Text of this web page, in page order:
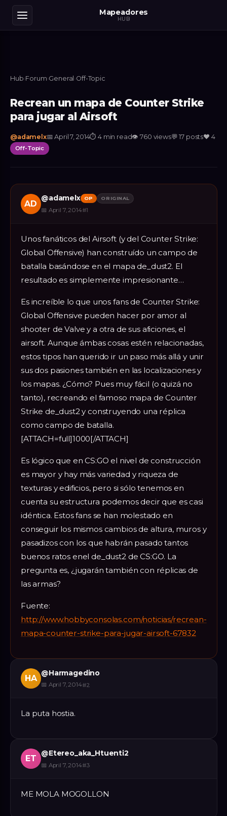
Mapeadores
HUB
Hub›Forum›General ›Off-Topic
Recrean un mapa de Counter Strike
para jugar al Airsoft
@adamelx📅April 7, 2014⏱4 min read👁760 views💬17 posts❤️ 4
Off-Topic
AD
@adamelx OP ORIGINAL
📅 April 7, 2014#1
Unos fanáticos del Airsoft (y del Counter Strike:
Global Offensive) han construído un campo de
batalla basándose en el mapa de_dust2. El
resultado es simplemente impresionante…
Es increíble lo que unos fans de Counter Strike:
Global Offensive pueden hacer por amor al
shooter de Valve y a otra de sus aficiones, el
airsoft. Aunque ámbas cosas estén relacionadas,
estos tipos han querido ir un paso más allá y unir
sus dos pasiones también en las localizaciones y
los mapas. ¿Cómo? Pues muy fácil (o quizá no
tanto), recreando el famoso mapa de Counter
Strike de_dust2 y construyendo una réplica
como campo de batalla.
[ATTACH=full]1000[/ATTACH]
Es lógico que en CS:GO el nivel de construcción
es mayor y hay más variedad y riqueza de
texturas y edificios, pero si sólo tenemos en
cuenta su estructura podemos decir que es casi
idéntica. Estos fans se han molestado en
conseguir los mismos cambios de altura, muros y
pasadizos con los que habrán pasado tantos
buenos ratos enel de_dust2 de CS:GO. La
pregunta es, ¿jugarán también con réplicas de
las armas?
Fuente:
http://www.hobbyconsolas.com/noticias/recrean-
mapa-counter-strike-para-jugar-airsoft-67832
HA
@Harmagedino
📅 April 7, 2014#2
La puta hostia.
ET
@Etereo_aka_Htuenti2
📅 April 7, 2014#3
ME MOLA MOGOLLON